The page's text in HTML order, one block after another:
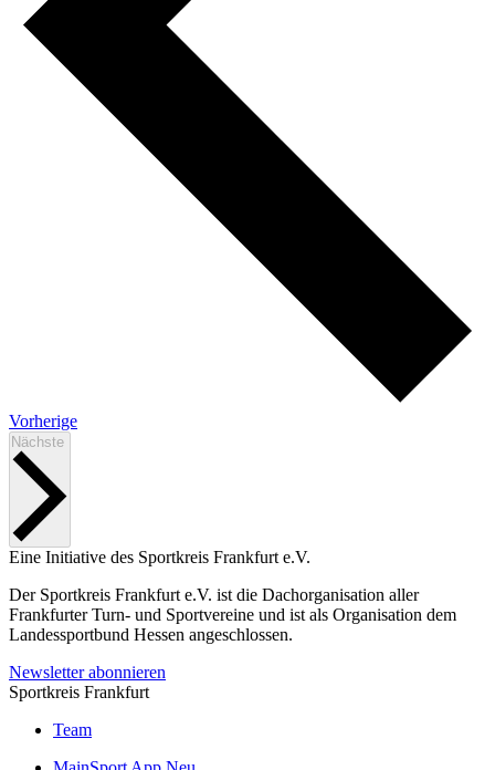
VorherigeVeranstaltungen
Nächste
Eine Initiative des Sportkreis Frankfurt e.V.
Der Sportkreis Frankfurt e.V. ist die Dachorganisation aller
Frankfurter Turn- und Sportvereine und ist als Organisation dem
Landessportbund Hessen angeschlossen.
Newsletter abonnieren
Sportkreis Frankfurt
Team